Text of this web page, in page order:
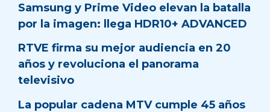
Samsung y Prime Video elevan la batalla
por la imagen: llega HDR10+ ADVANCED
RTVE firma su mejor audiencia en 20
años y revoluciona el panorama
televisivo
La popular cadena MTV cumple 45 años